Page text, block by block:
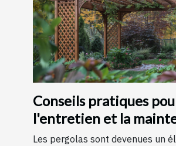
Conseils pratiques
l'entretien et la
des pergolas
Les pergolas sont devenues un